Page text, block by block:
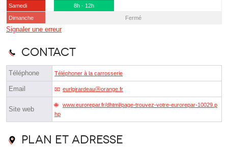
Samedi
8h - 12h
Dimanche
Fermé
Signaler une erreur
Contact
Téléphone Téléphoner à la carrosserie
Email eurlgirardeauⓐorange.fr
Site web
www.eurorepar.fr/dhtml/page-trouvez-votre-eurorepar-10029.p
hp
Plan et adresse